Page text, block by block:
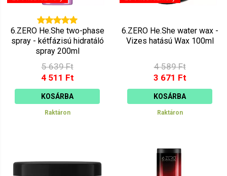
6.ZERO He.She two-phase
spray - kétfázisú hidratáló
spray 200ml
5 639 Ft
4 511 Ft
KOSÁRBA
Raktáron
6.ZERO He.She water wax -
Vizes hatású Wax 100ml
4 589 Ft
3 671 Ft
KOSÁRBA
Raktáron